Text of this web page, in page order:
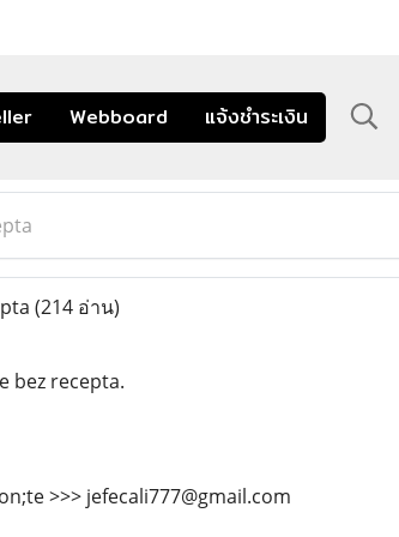
Webboard แจ้งชำระเงิน
(214 อ่าน)
bez recepta.
>>> jefecali777@gmail.com